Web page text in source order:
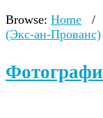
Browse: Home /
(Экс-ан-Прованс)